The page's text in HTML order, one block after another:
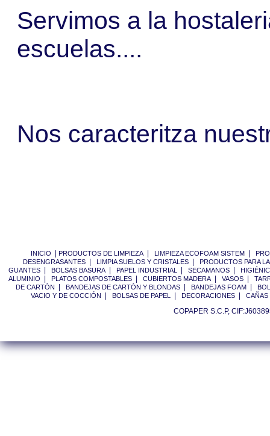
Servimos a la
escuelas....
Nos caracteritza
INICIO PRODUCTOS DE LIMPIEZA| LIMPIEZA ECOFOAM SISTEM
DESENGRASANTES
LIMPIA SUELOS Y CRISTALES
PRODUCTOS PARA
GUANTES
BOLSAS BASURA| PAPEL INDUSTRIAL |SECAMANOS
ALUMINIO
PLATOS COMPOSTABLES |CUBIERTOS MADERA|VASOS |
DE CARTÓN
BANDEJAS DE CARTÓN Y BLONDAS BANDEJAS FOAM
VACIO Y DE COCCIÓN
BOLSAS DE PAPEL DECORACIONES CAÑAS
COPAPER S.C.P,